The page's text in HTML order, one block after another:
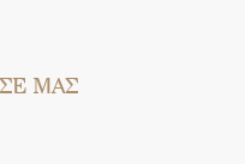
ΜΑΣ